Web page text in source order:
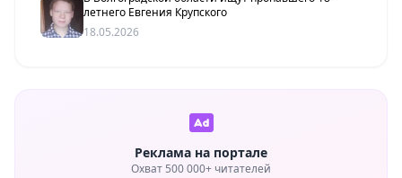
летнего Евгения Крупского
18.05.2026
Реклама на портале
Охват 500 000+ читателей